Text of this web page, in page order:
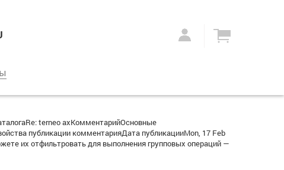
terneo axКомментарийОсновные
публикации комментарияДата публикацииMon, 17 Feb
их отфильтровать для выполнения групповых операций —